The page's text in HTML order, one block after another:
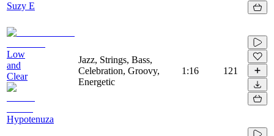
Suzy E
Low
and
Clear
Hypotenuza
Jazz, Strings, Bass,
Celebration, Groovy,
Energetic
1:16 121